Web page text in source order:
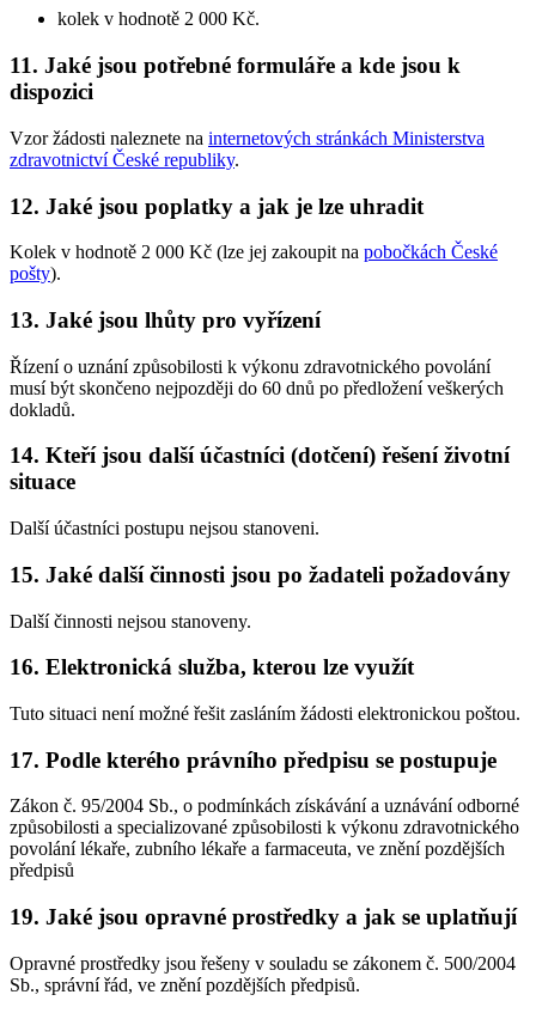
kolek v hodnotě 2 000 Kč.
11. Jaké jsou potřebné formuláře a kde jsou k
dispozici
Vzor žádosti naleznete na internetových stránkách Ministerstva
zdravotnictví České republiky.
12. Jaké jsou poplatky a jak je lze uhradit
Kolek v hodnotě 2 000 Kč (lze jej zakoupit na pobočkách České
pošty).
13. Jaké jsou lhůty pro vyřízení
Řízení o uznání způsobilosti k výkonu zdravotnického povolání
musí být skončeno nejpozději do 60 dnů po předložení veškerých
dokladů.
14. Kteří jsou další účastníci (dotčení) řešení životní
situace
Další účastníci postupu nejsou stanoveni.
15. Jaké další činnosti jsou po žadateli požadovány
Další činnosti nejsou stanoveny.
16. Elektronická služba, kterou lze využít
Tuto situaci není možné řešit zasláním žádosti elektronickou poštou.
17. Podle kterého právního předpisu se postupuje
Zákon č. 95/2004 Sb., o podmínkách získávání a uznávání odborné
způsobilosti a specializované způsobilosti k výkonu zdravotnického
povolání lékaře, zubního lékaře a farmaceuta, ve znění pozdějších
předpisů
19. Jaké jsou opravné prostředky a jak se uplatňují
Opravné prostředky jsou řešeny v souladu se zákonem č. 500/2004
Sb., správní řád, ve znění pozdějších předpisů.